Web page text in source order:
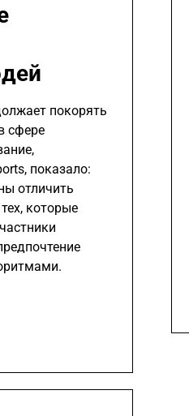
покорять
сфере
показало:
отличить
которые